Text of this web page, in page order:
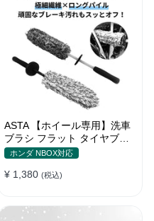
ASTA 【ホイール専用】洗車
ブラシ フラット タイヤブラ
シ 柔らかい毛で傷つけない
ッズ ディテールブラシ 洗車
ホンダ NBOX対応
¥ 1,380 (税込)